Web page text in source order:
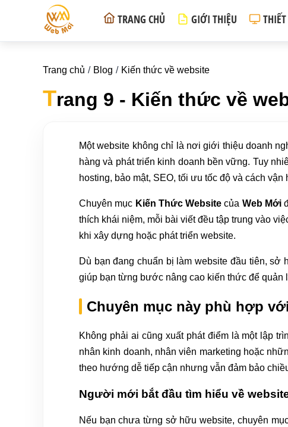
TRANG CHỦ GIỚI THIỆU
Trang chủ Blog Kiến thức về website
Trang 9 - Kiến thức về
Một website không chỉ là nơi giới thiệu doanh
hàng và phát triển kinh doanh bền vững. Tuy
hosting, bảo mật, SEO, tối ưu tốc độ và cách vận
Chuyên mục Kiến Thức Website của Web Mới
thích khái niệm, mỗi bài viết đều tập trung vào
khi xây dựng hoặc phát triển website.
Dù bạn đang chuẩn bị làm website đầu tiên,
giúp bạn từng bước nâng cao kiến thức để quản
Chuyên mục này phù hợp
Không phải ai cũng xuất phát điểm là một lập
nhân kinh doanh, nhân viên marketing hoặc
theo hướng dễ tiếp cận nhưng vẫn đảm bảo
Người mới bắt đầu tìm hiểu về
Nếu bạn chưa từng sở hữu website, chuyên